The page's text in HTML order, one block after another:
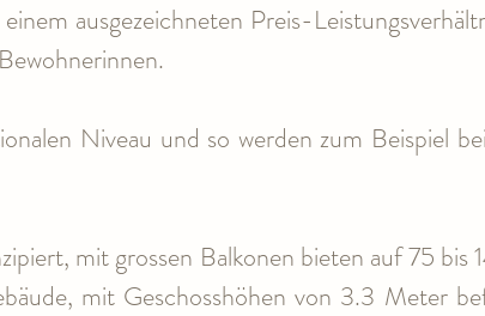
ausgezeichneten Preis-
Niveau und so werden zum Beispiel
mit grossen Balkonen bieten auf 75 bis
mit Geschosshöhen von 3.3 Meter